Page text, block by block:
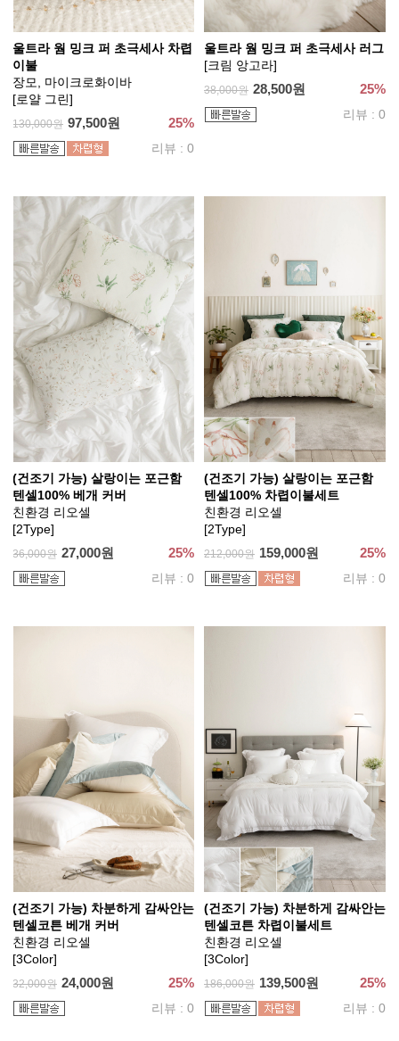
울트라 웜 밍크 퍼 초극세사 차렵
이불
장모, 마이크로화이바
[로얄 그린]
130,000원 97,500원 25%
리뷰 : 0
울트라 웜 밍크 퍼 초극세사 러그
[크림 앙고라]
38,000원 28,500원 25%
리뷰 : 0
(건조기 가능) 살랑이는 포근함
텐셀100% 베개 커버
친환경 리오셀
[2Type]
36,000원 27,000원 25%
리뷰 : 0
(건조기 가능) 살랑이는 포근함
텐셀100% 차렵이불세트
친환경 리오셀
[2Type]
212,000원 159,000원 25%
리뷰 : 0
(건조기 가능) 차분하게 감싸안는
텐셀코튼 베개 커버
친환경 리오셀
[3Color]
32,000원 24,000원 25%
리뷰 : 0
(건조기 가능) 차분하게 감싸안는
텐셀코튼 차렵이불세트
친환경 리오셀
[3Color]
186,000원 139,500원 25%
리뷰 : 0